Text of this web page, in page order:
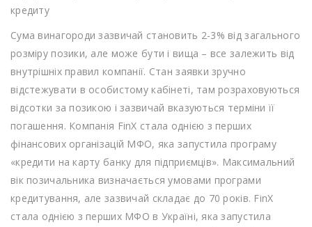
кредиту
Сума винагороди зазвичай становить 2-3% від загального
розміру позики, але може бути і вища – все залежить від
внутрішніх правил компанії. Стан заявки зручно
відстежувати в особистому кабінеті, там розраховуються
відсотки за позикою і зазвичай вказуються терміни її
погашення. Компанія FinX стала однією з перших
фінансових організацій МФО, яка запустила програму
«кредити на карту банку для підприємців». Максимальний
вік позичальника визначається умовами програми
кредитування, але зазвичай складає до 70 років. FinX
стала однією з перших МФО в Україні, яка запустила